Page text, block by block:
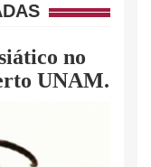
no
UNAM.